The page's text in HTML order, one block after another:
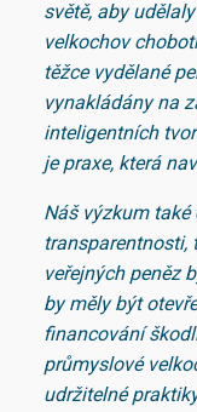
světě, aby
velkochov
těžce vydělané
vynakládány na
inteligentních
je praxe, která
Náš výzkum
transparentnosti,
veřejných peněz
by měly být
financování
průmyslové
udržitelné